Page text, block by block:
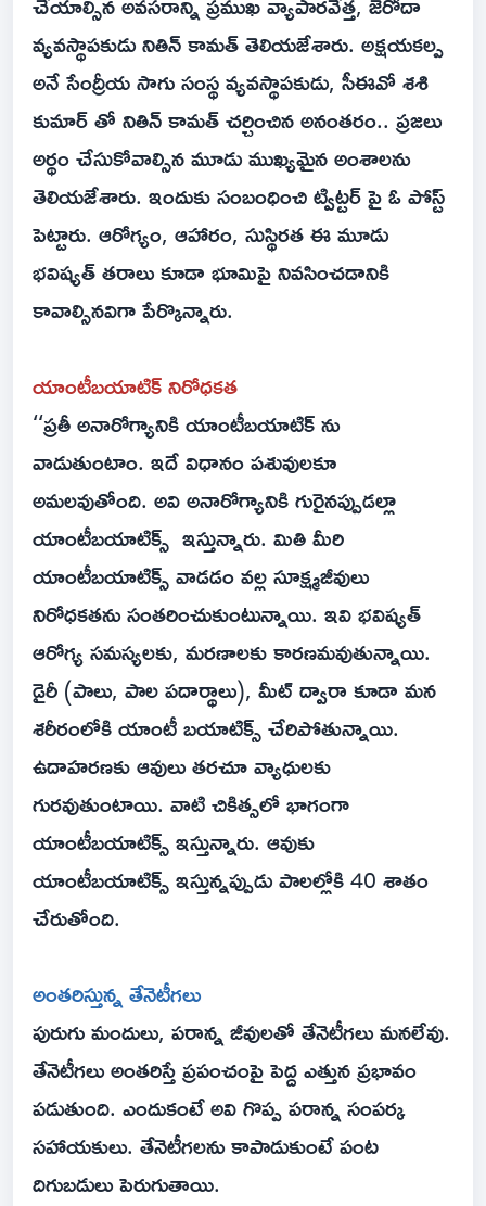
వ్యవస్థాపకుడు నితిన్ కామత్ తెలియజేశారు. అక్షయకల్ప
అనే సేంద్రీయ సాగు సంస్థ వ్యవస్థాపకుడు, సీఈవో శశి
కుమార్ తో నితిన్ కామత్ చర్చించిన అనంతరం.. ప్రజలు
అర్థం చేసుకోవాల్సిన మూడు ముఖ్యమైన అంశాలను
తెలియజేశారు. ఇందుకు సంబంధించి ట్విట్టర్ పై ఓ పోస్ట్
పెట్టారు. ఆరోగ్యం, ఆహారం, సుస్థిరత ఈ మూడు
భవిష్యత్ తరాలు కూడా భూమిపై నివసించడానికి
కావాల్సినవిగా పేర్కొన్నారు.
యాంటీబయాటిక్ నిరోధకత
‘‘ప్రతీ అనారోగ్యానికి యాంటీబయాటిక్ ను
వాడుతుంటాం. ఇదే విధానం పశువులకూ
అమలవుతోంది. అవి అనారోగ్యానికి గురైనప్పుడల్లా
యాంటీబయాటిక్స్ ఇస్తున్నారు. మితి మీరి
యాంటీబయాటిక్స్ వాడడం వల్ల సూక్ష్మజీవులు
నిరోధకతను సంతరించుకుంటున్నాయి. ఇవి భవిష్యత్
ఆరోగ్య సమస్యలకు, మరణాలకు కారణమవుతున్నాయి.
డైరీ (పాలు, పాల పదార్థాలు), మీట్ ద్వారా కూడా మన
శరీరంలోకి యాంటీ బయాటిక్స్ చేరిపోతున్నాయి.
ఉదాహరణకు ఆవులు తరచూ వ్యాధులకు
గురవుతుంటాయి. వాటి చికిత్సలో భాగంగా
యాంటీబయాటిక్స్ ఇస్తున్నారు. ఆవుకు
యాంటీబయాటిక్స్ ఇస్తున్నప్పుడు పాలల్లోకి 40 శాతం
చేరుతోంది.
అంతరిస్తున్న తేనెటీగలు
పురుగు మందులు, పరాన్న జీవులతో తేనెటీగలు మనలేవు.
తేనెటీగలు అంతరిస్తే ప్రపంచంపై పెద్ద ఎత్తున ప్రభావం
పడుతుంది. ఎందుకంటే అవి గొప్ప పరాన్న సంపర్క
సహాయకులు. తేనెటీగలను కాపాడుకుంటే పంట
దిగుబడులు పెరుగుతాయి.